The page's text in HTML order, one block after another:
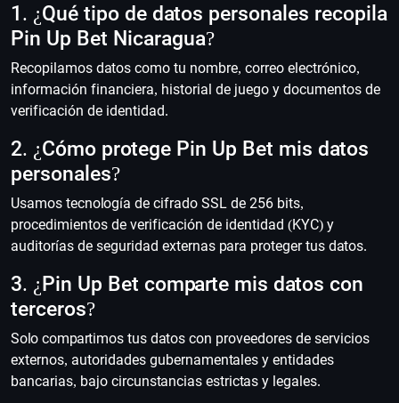
1. ¿Qué tipo de datos personales recopila
Pin Up Bet Nicaragua?
Recopilamos datos como tu nombre, correo electrónico,
información financiera, historial de juego y documentos de
verificación de identidad.
2. ¿Cómo protege Pin Up Bet mis datos
personales?
Usamos tecnología de cifrado SSL de 256 bits,
procedimientos de verificación de identidad (KYC) y
auditorías de seguridad externas para proteger tus datos.
3. ¿Pin Up Bet comparte mis datos con
terceros?
Solo compartimos tus datos con proveedores de servicios
externos, autoridades gubernamentales y entidades
bancarias, bajo circunstancias estrictas y legales.